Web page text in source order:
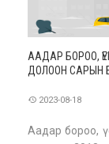
ААДАР БОРОО,
ДОЛООН САРЫН
2023-08-18
Аадар бороо,